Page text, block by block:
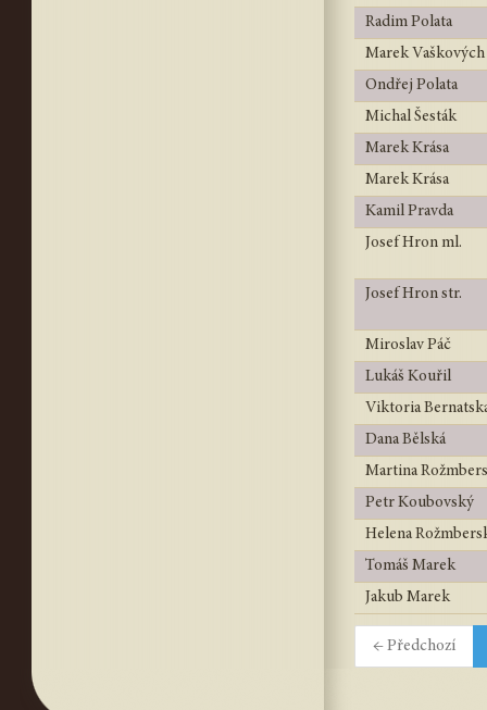
Radim Polata
Marek Vaškových
Ondřej Polata
Michal Šesták
Marek Krása
Marek Krása
Kamil Pravda
Josef Hron ml.
Josef Hron str.
Miroslav Páč
Lukáš Kouřil
Viktoria
Dana Bělská
Martina
Petr Koubovský
Helena
Tomáš Marek
Jakub Marek
← Předchozí